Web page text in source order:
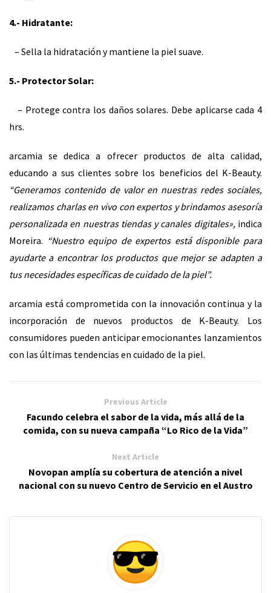
4.- Hidratante:
– Sella la hidratación y mantiene la piel suave.
5.- Protector Solar:
– Protege contra los daños solares. Debe aplicarse cada 4
hrs.
arcamia se dedica a ofrecer productos de alta calidad,
educando a sus clientes sobre los beneficios del K-Beauty.
“Generamos contenido de valor en nuestras redes sociales,
realizamos charlas en vivo con expertos y brindamos asesoría
personalizada en nuestras tiendas y canales digitales»,indica
Moreira. “Nuestro equipo de expertos está disponible para
ayudarte a encontrar los productos que mejor se adapten a
tus necesidades específicas de cuidado de la piel”.
arcamia está comprometida con la innovación continua y la
incorporación de nuevos productos de K-Beauty. Los
consumidores pueden anticipar emocionantes lanzamientos
con las últimas tendencias en cuidado de la piel.
Previous Article
Facundo celebra el sabor de la vida, más allá de la
comida, con su nueva campaña “Lo Rico de la Vida”
Next Article
Novopan amplía su cobertura de atención a nivel
nacional con su nuevo Centro de Servicio en el Austro